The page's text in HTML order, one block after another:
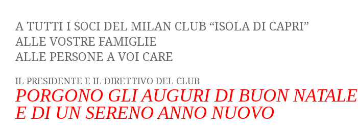
A TUTTI I SOCI DEL MILAN CLUB “ISOLA DI CAPRI”
ALLE VOSTRE FAMIGLIE
ALLE PERSONE A VOI CARE
IL PRESIDENTE E IL DIRETTIVO DEL CLUB
PORGONO GLI AUGURI DI BUON NATALE
E DI UN SERENO ANNO NUOVO